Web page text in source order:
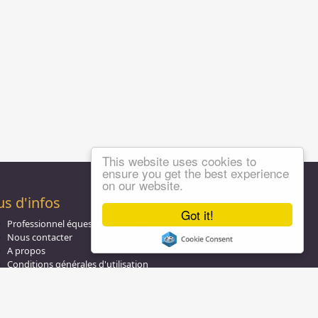
Got it!
This website uses cookies to
ensure you get the best experience
on our website.
d'infos
Professionnel équestre, Inscrivez-vous !
Nous contacter
A propos
Conditions générales d'utilisation